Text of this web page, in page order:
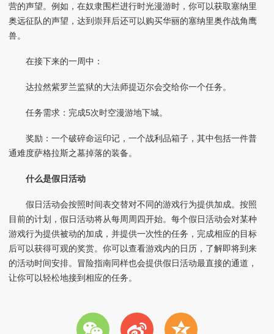
营的声望。例如，在奴隶围栏进行时光漫游时，你可以获取塞纳里
奥远征队的声望，达到崇拜后还可以购买华丽的塞纳里奥作战角鹰
兽。
在接下来的一周中：
达拉然紫罗兰监狱的大法师提迈尔会交给你一个任务。
任务需求：完成5次时空漫游地下城。
奖励：一个破碎命运印记，一个战利品箱子，其中包括一件普
通难度萨格拉斯之墓掉落的装备。
什么是假日活动
假日活动会按照时间表交替对不同的游戏行为提供加成。按照
目前的计划，假日活动将从每周周四开始。每个假日活动会对某种
游戏行为提供被动的加成，并提供一次性的任务，完成相应的目标
后可以获得可观的奖赏。你可以查看游戏内的日历，了解即将到来
的活动时间安排。冒险指南同样也会提供假日活动最直接的通道，
让你可以轻松地接到相应的任务。